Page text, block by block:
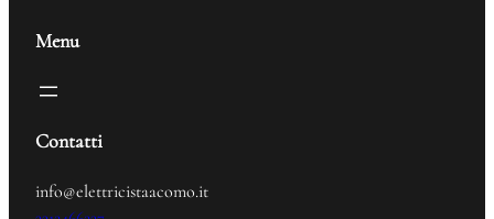
Menu
Contatti
info@elettricistaacomo.it